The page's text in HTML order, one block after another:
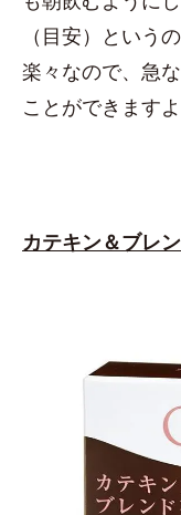
（目安）という
楽々なので、急
ことができますよ
カテキン＆ブレ